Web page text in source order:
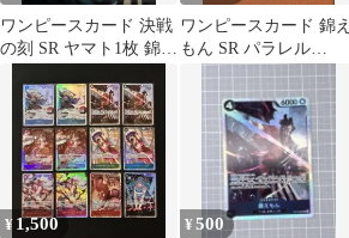
ワンピースカード 決戦
の刻 SR ヤマト1枚 錦え
ワンピースカード 錦え
もん SR パラレル
¥ 1,500 ¥500